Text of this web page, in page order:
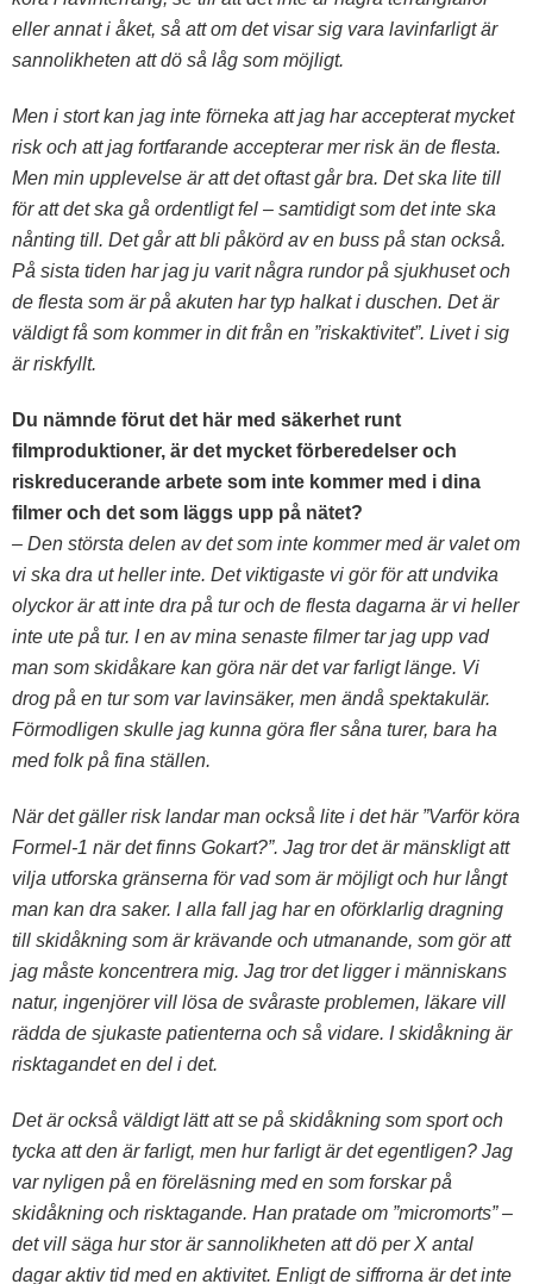
eller annat i åket, så att om det visar sig vara lavinfarligt är
sannolikheten att dö så låg som möjligt.
Men i stort kan jag inte förneka att jag har accepterat mycket
risk och att jag fortfarande accepterar mer risk än de flesta.
Men min upplevelse är att det oftast går bra. Det ska lite till
för att det ska gå ordentligt fel – samtidigt som det inte ska
nånting till. Det går att bli påkörd av en buss på stan också.
På sista tiden har jag ju varit några rundor på sjukhuset och
de flesta som är på akuten har typ halkat i duschen. Det är
väldigt få som kommer in dit från en ”riskaktivitet”. Livet i sig
är riskfyllt.
Du nämnde förut det här med säkerhet runt
filmproduktioner, är det mycket förberedelser och
riskreducerande arbete som inte kommer med i dina
filmer och det som läggs upp på nätet?
– Den största delen av det som inte kommer med är valet om
vi ska dra ut heller inte. Det viktigaste vi gör för att undvika
olyckor är att inte dra på tur och de flesta dagarna är vi heller
inte ute på tur. I en av mina senaste filmer tar jag upp vad
man som skidåkare kan göra när det var farligt länge. Vi
drog på en tur som var lavinsäker, men ändå spektakulär.
Förmodligen skulle jag kunna göra fler såna turer, bara ha
med folk på fina ställen.
När det gäller risk landar man också lite i det här ”Varför köra
Formel-1 när det finns Gokart?”. Jag tror det är mänskligt att
vilja utforska gränserna för vad som är möjligt och hur långt
man kan dra saker. I alla fall jag har en oförklarlig dragning
till skidåkning som är krävande och utmanande, som gör att
jag måste koncentrera mig. Jag tror det ligger i människans
natur, ingenjörer vill lösa de svåraste problemen, läkare vill
rädda de sjukaste patienterna och så vidare. I skidåkning är
risktagandet en del i det.
Det är också väldigt lätt att se på skidåkning som sport och
tycka att den är farligt, men hur farligt är det egentligen? Jag
var nyligen på en föreläsning med en som forskar på
skidåkning och risktagande. Han pratade om ”micromorts” –
det vill säga hur stor är sannolikheten att dö per X antal
dagar aktiv tid med en aktivitet. Enligt de siffrorna är det inte